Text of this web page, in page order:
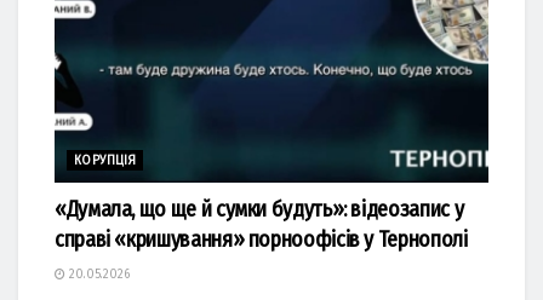
КОРУПЦІЯ
«Думала, що ще й сумки будуть»: відеозапис у
справі «кришування» порноофісів у Тернополі
20.05.2026